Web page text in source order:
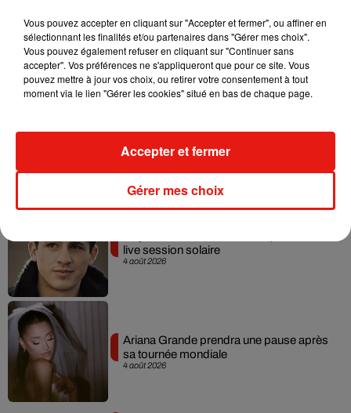
7 août 2026
Angèle et Amélie Lens dévoilent leur
collaboration tant attendue
5 août 2026
Benny Blanco invite Selena Gomez et
Becky G sur son nouveau single
4 août 2026
live session solaire
4 août 2026
Ariana Grande prendra une pause après
sa tournée mondiale
Vous pouvez accepter en cliquant sur "Accepter et fermer", ou affiner en
sélectionnant les finalités et/ou partenaires dans "Gérer mes choix".
Vous pouvez également refuser en cliquant sur "Continuer sans
accepter". Vos préférences ne s'appliqueront que pour ce site. Vous
pouvez mettre à jour vos choix, ou retirer votre consentement à tout
moment via le lien "Gérer les cookies" situé en bas de chaque page.
Gérer mes choix
Accepter et fermer